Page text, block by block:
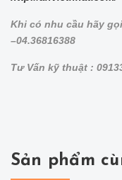
Khi có nhu cầu hãy
–04.36816388
Tư Vấn kỹ thuật :
Sản phẩm